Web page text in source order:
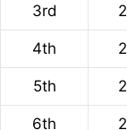
3rd
4th
5th
6th